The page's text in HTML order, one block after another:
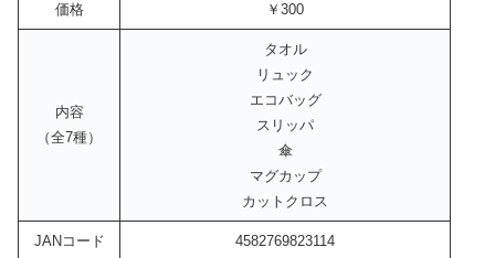
価格 ￥300
内容
（全7種）
タオル
リュック
エコバッグ
スリッパ
傘
マグカップ
カットクロス
JANコード 4582769823114